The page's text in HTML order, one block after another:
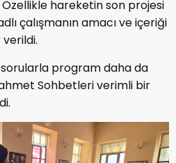
Özellikle hareketin son projesi
çalışmanın amacı ve içeriği
sorularla program daha da
Sohbetleri verimli bir